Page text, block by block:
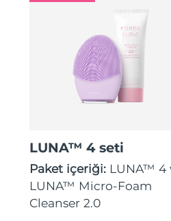
LUNA™ 4 seti
Paket içeriği: LUNA™ 4
LUNA™ Micro-Foam
Cleanser 2.0